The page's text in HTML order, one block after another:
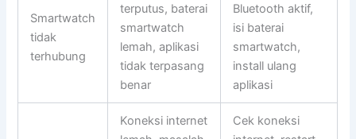
Smartwatch
tidak
terhubung
terputus, baterai
smartwatch
lemah, aplikasi
tidak terpasang
benar
Bluetooth aktif,
isi baterai
smartwatch,
install ulang
aplikasi
Koneksi internet
Cek koneksi